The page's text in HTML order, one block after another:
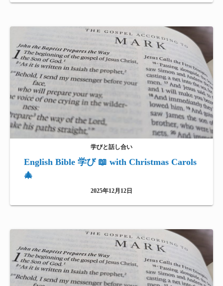
学びと話し合い
English Bible 学び 📖 with Christmas Carols
🎄
2025年12月12日